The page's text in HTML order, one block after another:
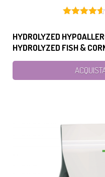
HYDROLYZED
HYDROLYZED FISH &